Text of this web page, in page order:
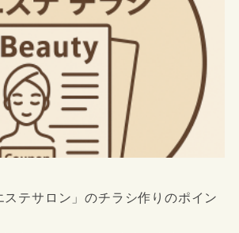
ステサロン」のチラシ作りのポイン